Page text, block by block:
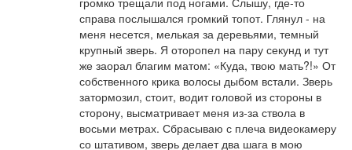
справа послышался громкий топот. Глянул - на
меня несется, мелькая за деревьями, темный
крупный зверь. Я оторопел на пару секунд и тут
же заорал благим матом: «Куда, твою мать?!» От
собственного крика волосы дыбом встали. Зверь
затормозил, стоит, водит головой из стороны в
сторону, высматривает меня из-за ствола в
восьми метрах. Сбрасываю с плеча видеокамеру
со штативом, зверь делает два шага в мою